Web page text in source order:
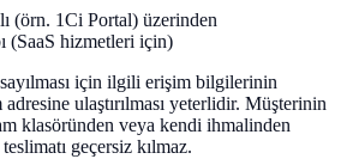
(örn. 1Ci Portal) üzerinden
(SaaS hizmetleri için)
için ilgili erişim bilgilerinin
ulaştırılması yeterlidir. Müşterinin
klasöründen veya kendi ihmalinden
geçersiz kılmaz.